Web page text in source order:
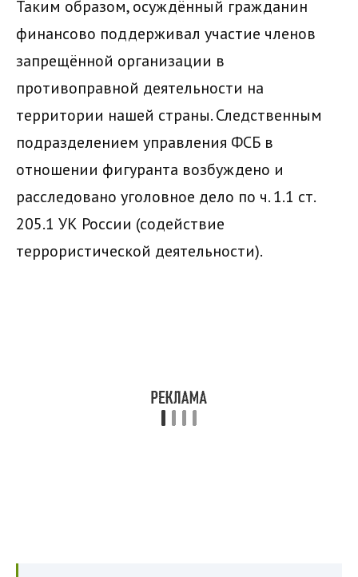
Таким образом, осуждённый гражданин
финансово поддерживал участие членов
запрещённой организации в
противоправной деятельности на
территории нашей страны. Следственным
подразделением управления ФСБ в
отношении фигуранта возбуждено и
расследовано уголовное дело по ч. 1.1 ст.
205.1 УК России (содействие
террористической деятельности).